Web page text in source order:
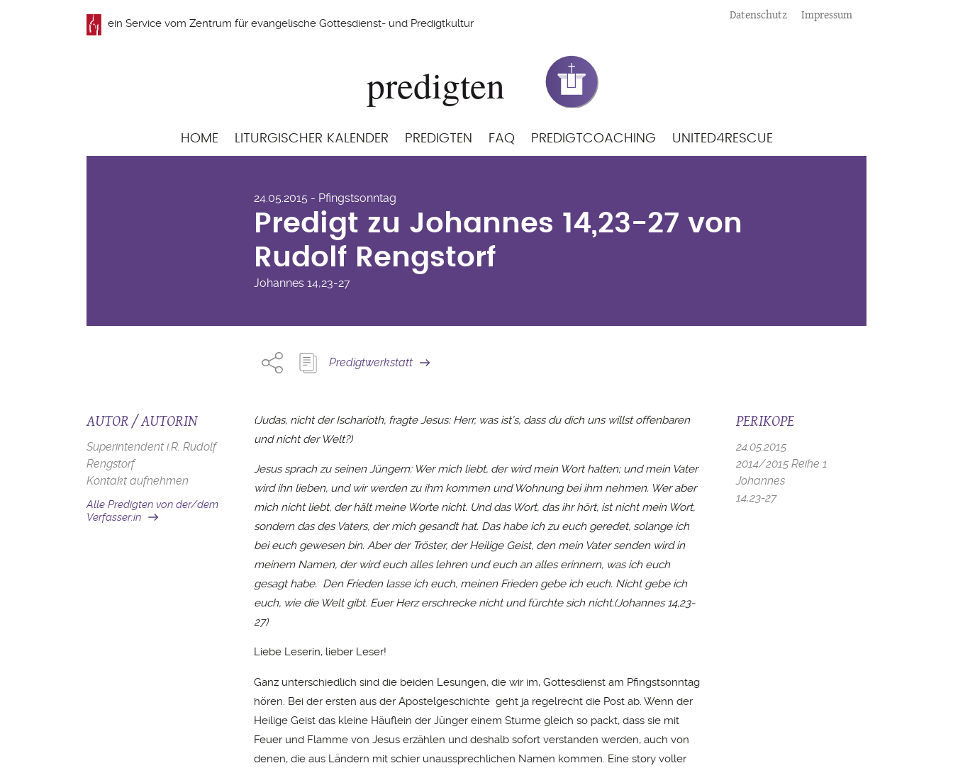
ein Service vom Zentrum für evangelische Gottesdienst- und Predigtkultur
Meta
Datenschutz Impressum
Hauptnavigation
HOME LITURGISCHER KALENDER PREDIGTEN FAQ PREDIGTCOACHING UNITED4RESCUE
Rengstorf
24.05.2015 - Pfingstsonntag
Predigt zu Johannes 14,23-27 von
Rudolf Rengstorf
Johannes 14,23-27
Predigtwerkstatt
AUTOR / AUTORIN
Superintendent i.R. Rudolf
Rengstorf
Kontakt aufnehmen
Alle Predigten von der/dem
Verfasser:in
(Judas, nicht der Ischarioth, fragte Jesus: Herr, was ist’s, dass du dich uns willst offenbaren
und nicht der Welt?)
Jesus sprach zu seinen Jüngern: Wer mich liebt, der wird mein Wort halten; und mein Vater
wird ihn lieben, und wir werden zu ihm kommen und Wohnung bei ihm nehmen. Wer aber
mich nicht liebt, der hält meine Worte nicht. Und das Wort, das ihr hört, ist nicht mein Wort,
sondern das des Vaters, der mich gesandt hat. Das habe ich zu euch geredet, solange ich
bei euch gewesen bin. Aber der Tröster, der Heilige Geist, den mein Vater senden wird in
meinem Namen, der wird euch alles lehren und euch an alles erinnern, was ich euch
gesagt habe. Den Frieden lasse ich euch, meinen Frieden gebe ich euch. Nicht gebe ich
euch, wie die Welt gibt. Euer Herz erschrecke nicht und fürchte sich nicht.(Johannes 14,23-
27)
Liebe Leserin, lieber Leser!
Ganz unterschiedlich sind die beiden Lesungen, die wir im, Gottesdienst am Pfingstsonntag
hören. Bei der ersten aus der Apostelgeschichte geht ja regelrecht die Post ab. Wenn der
Heilige Geist das kleine Häuflein der Jünger einem Sturme gleich so packt, dass sie mit
Feuer und Flamme von Jesus erzählen und deshalb sofort verstanden werden, auch von
denen, die aus Ländern mit schier unaussprechlichen Namen kommen. Eine story voller
PERIKOPE
24.05.2015
2014/2015 Reihe 1
Johannes
14,23-27